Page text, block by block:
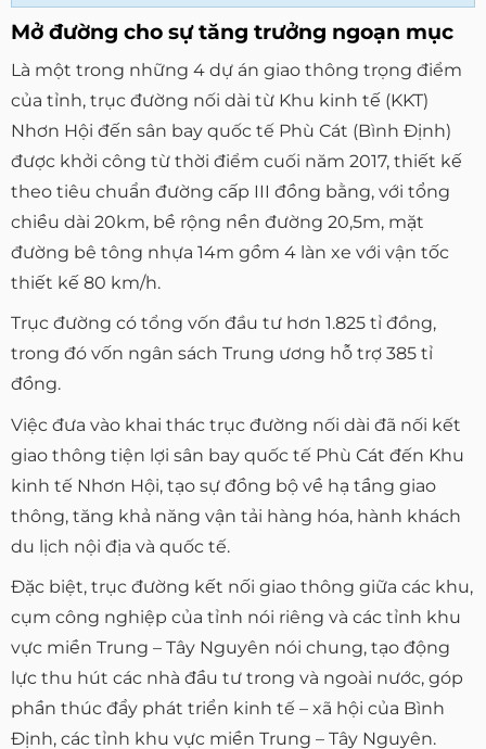
Mở đường cho sự tăng trưởng ngoạn mục
Là một trong những 4 dự án giao thông trọng điểm
của tỉnh, trục đường nối dài từ Khu kinh tế (KKT)
Nhơn Hội đến sân bay quốc tế Phù Cát (Bình Định)
được khởi công từ thời điểm cuối năm 2017, thiết kế
theo tiêu chuẩn đường cấp III đồng bằng, với tổng
chiều dài 20km, bề rộng nền đường 20,5m, mặt
đường bê tông nhựa 14m gồm 4 làn xe với vận tốc
thiết kế 80 km/h.
Trục đường có tổng vốn đầu tư hơn 1.825 tỉ đồng,
trong đó vốn ngân sách Trung ương hỗ trợ 385 tỉ
đồng.
Việc đưa vào khai thác trục đường nối dài đã nối kết
giao thông tiện lợi sân bay quốc tế Phù Cát đến Khu
kinh tế Nhơn Hội, tạo sự đồng bộ về hạ tầng giao
thông, tăng khả năng vận tải hàng hóa, hành khách
du lịch nội địa và quốc tế.
Đặc biệt, trục đường kết nối giao thông giữa các khu,
cụm công nghiệp của tỉnh nói riêng và các tỉnh khu
vực miền Trung – Tây Nguyên nói chung, tạo động
lực thu hút các nhà đầu tư trong và ngoài nước, góp
phần thúc đẩy phát triển kinh tế – xã hội của Bình
Định, các tỉnh khu vực miền Trung – Tây Nguyên.